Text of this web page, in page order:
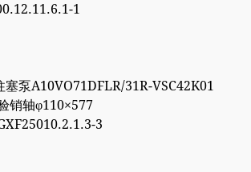
1
塞泵A10VO71DFLR/31R-VSC42K01
销轴φ110×577
3